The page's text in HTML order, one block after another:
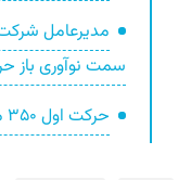
مدیرعامل
سمت نوآوری باز
حرکت اول ۳۵۰ میلیارد تومان افزایش سرمایه داد